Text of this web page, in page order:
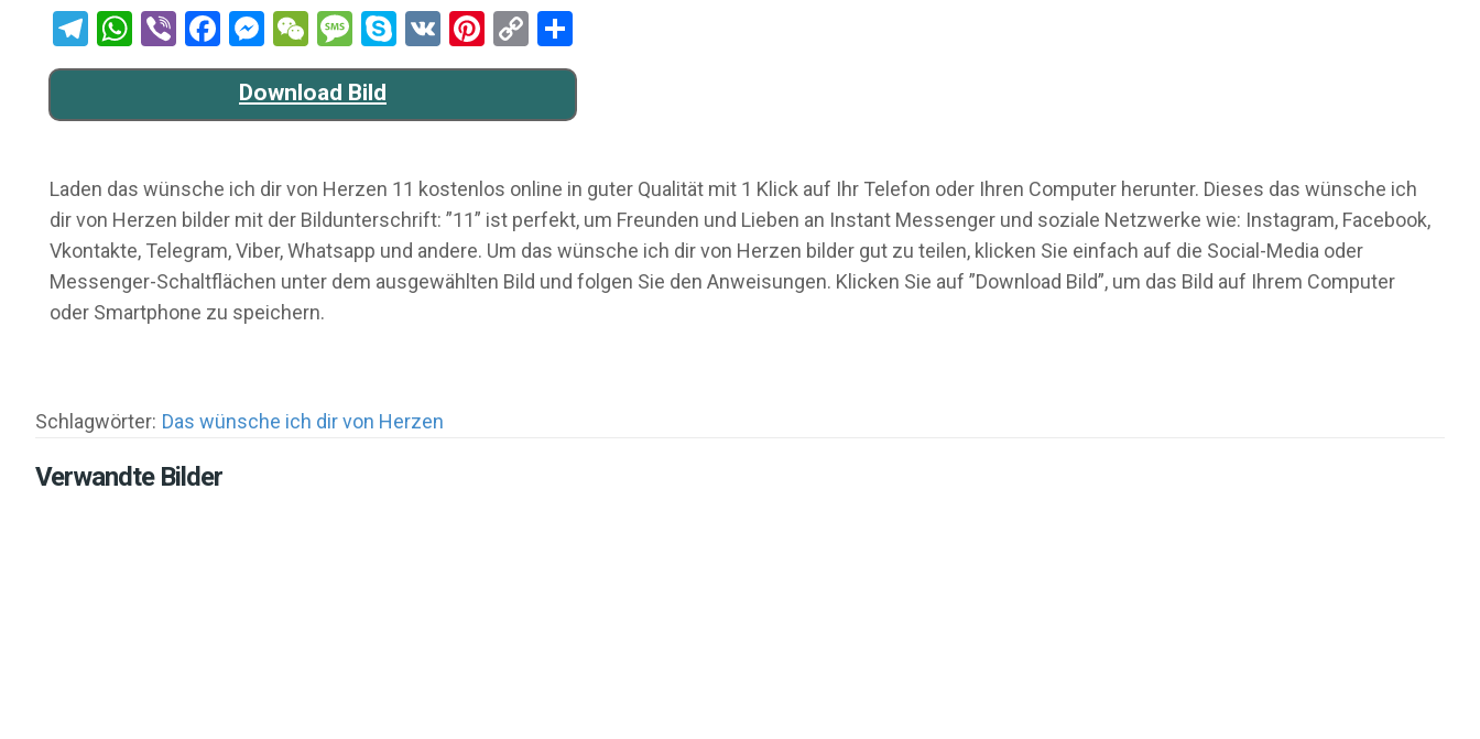
Telegram
WhatsApp
ViberFacebook
Messenger
WeChat
Message
Skype
VK Pinterest
Copy
Link
Download Bild
Laden das wünsche ich dir von Herzen 11 kostenlos online in guter Qualität mit 1 Klick auf Ihr Telefon oder Ihren Computer herunter. Dieses das wünsche ich
dir von Herzen bilder mit der Bildunterschrift: ”11” ist perfekt, um Freunden und Lieben an Instant Messenger und soziale Netzwerke wie: Instagram, Facebook,
Vkontakte, Telegram, Viber, Whatsapp und andere. Um das wünsche ich dir von Herzen bilder gut zu teilen, klicken Sie einfach auf die Social-Media oder
Messenger-Schaltflächen unter dem ausgewählten Bild und folgen Sie den Anweisungen. Klicken Sie auf ”Download Bild”, um das Bild auf Ihrem Computer
oder Smartphone zu speichern.
Schlagwörter: Das wünsche ich dir von Herzen
Verwandte Bilder